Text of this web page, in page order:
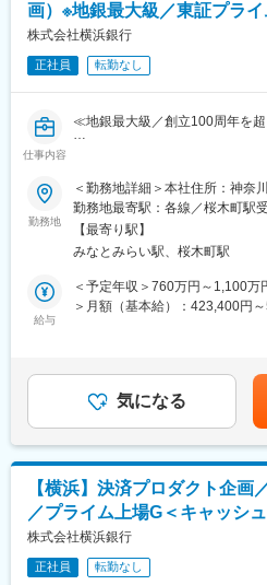
画）※地銀最大級／東証プラ
株式会社横浜銀行
正社員 転勤なし
仕事内容
≪地銀最大級／創立100周年を
銀行の決済機能のみならず外部
て、お客さま・地域社会の課題
の企画・提供に取り組むポジシ
な決済企画を担う人財を求めてい
■業務詳細：
（1）法人決済に関連する中長
【担当プロダクトとプロジェクト
法人向けプラットフォーム『〈
る新機能の提供』といったプロ
部署・開発チームを率いて企画
【変更の範囲：銀行業務(窓口関
店頭事務・渉外事務・派出業務
業務・その他付随業務)・関連会
勤務地
＜勤務地詳細＞本社住所：神奈
勤務地最寄駅：各線／桜木町駅
更の範囲：会社の定める事業所
【最寄り駅】
みなとみらい駅、桜木町駅
給与
＜予定年収＞760万円～1,100
＞月額（基本給）：423,400円
ん。※上限年収は30時間／月の
金はあくまでも目安の金額であ
があります。月給(月額)は固定手
気になる
【横浜】決済プロダクト企画
／プライム上場G＜キャッシ
株式会社横浜銀行
正社員 転勤なし